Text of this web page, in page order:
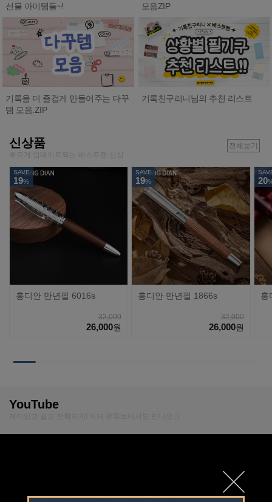
선물 아이템들~!
모음ZIP
기록을 더 즐겁게 만들어주는 다꾸
템 모음.ZIP
기록친구리니님의 추천 리스트
신상품
빠르게 업데이트되는 베스트펜 신상
전체보기
SAVE
19%
홍디안 만년필 6016s
32,000
26,000원
SAVE
19%
홍디안 만년필 1866s
32,000
26,000원
20
홍
YouTube